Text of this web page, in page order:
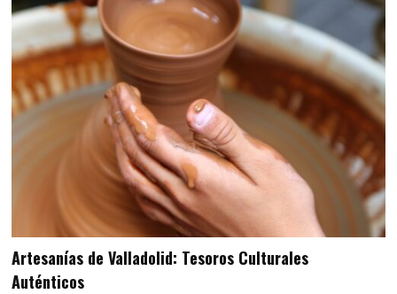
Artesanías de Valladolid: Tesoros Culturales
Auténticos